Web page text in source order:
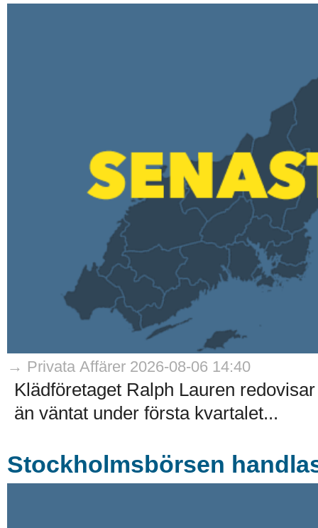
→ Privata Affärer 2026-08-06 14:40
Klädföretaget Ralph Lauren
än väntat under första kvartalet...
Stockholmsbörsen